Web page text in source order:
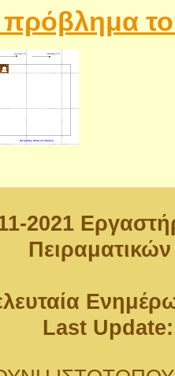
πρόβλημα
2021
Last